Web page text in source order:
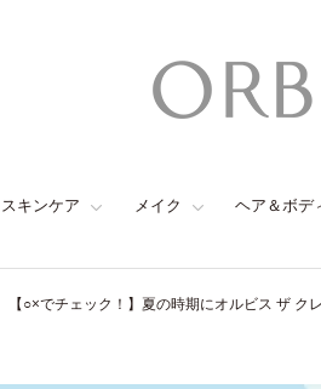
スキンケア メイク ヘア＆ボデ
【○×でチェック！】夏の時期にオルビス ザ ク